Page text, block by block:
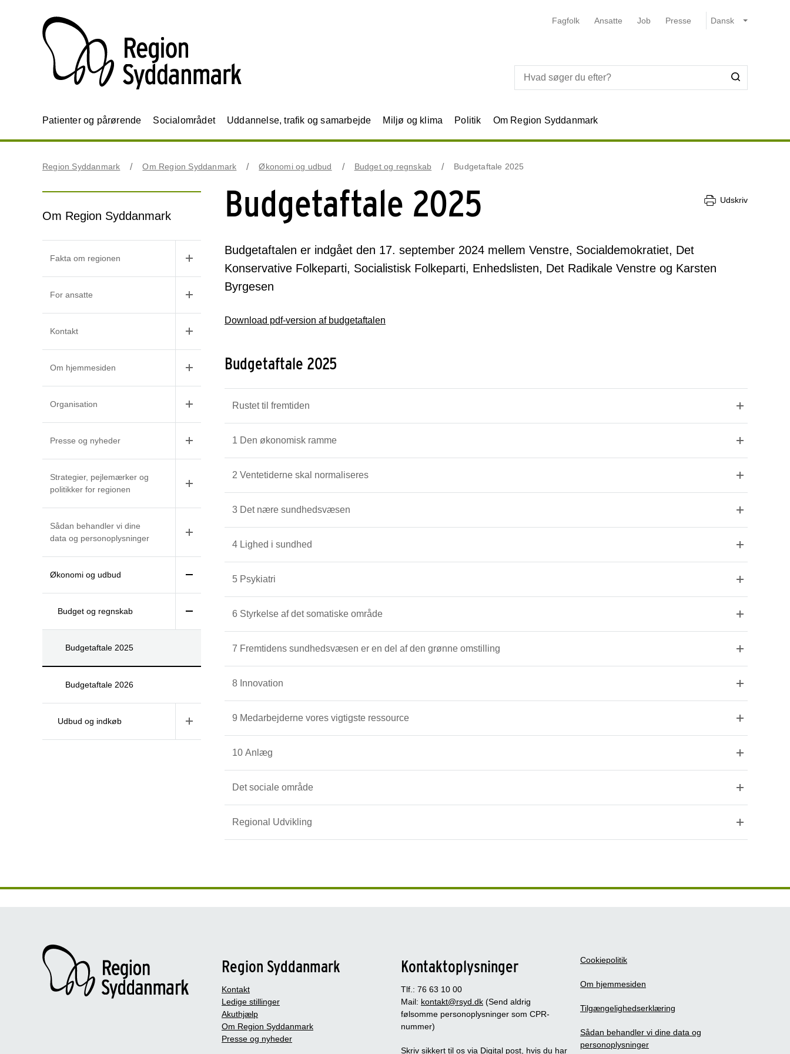
Fagfolk Ansatte Job Presse
Patienter og pårørende Socialområdet Uddannelse, trafik og samarbejde Miljø og klima Politik Om Region Syddanmark
Region Syddanmark Om Region Syddanmark Økonomi og udbud Budget og regnskab Budgetaftale 2025
Om Region Syddanmark
Fakta om regionen
For ansatte
Kontakt
Om hjemmesiden
Organisation
Presse og nyheder
Strategier, pejlemærker og
politikker for regionen
Sådan behandler vi dine
data og personoplysninger
Økonomi og udbud
Budget og regnskab
Budgetaftale 2025
Budgetaftale 2026
Udbud og indkøb
Budgetaftale 2025 Udskriv
Budgetaftalen er indgået den 17. september 2024 mellem Venstre, Socialdemokratiet, Det
Konservative Folkeparti, Socialistisk Folkeparti, Enhedslisten, Det Radikale Venstre og Karsten
Byrgesen
Download pdf-version af budgetaftalen
Budgetaftale 2025
Rustet til fremtiden
1 Den økonomisk ramme
2 Ventetiderne skal normaliseres
3 Det nære sundhedsvæsen
4 Lighed i sundhed
5 Psykiatri
6 Styrkelse af det somatiske område
7 Fremtidens sundhedsvæsen er en del af den grønne omstilling
8 Innovation
9 Medarbejderne vores vigtigste ressource
10 Anlæg
Det sociale område
Regional Udvikling
Region Syddanmark
Kontakt
Ledige stillinger
Akuthjælp
Om Region Syddanmark
Presse og nyheder
Kontaktoplysninger
Tlf.: 76 63 10 00
Mail: kontakt@rsyd.dk (Send aldrig
følsomme personoplysninger som CPR-
nummer)
Skriv sikkert til os via Digital post, hvis du har
Cookiepolitik
Om hjemmesiden
Tilgængelighedserklæring
Sådan behandler vi dine data og
personoplysninger